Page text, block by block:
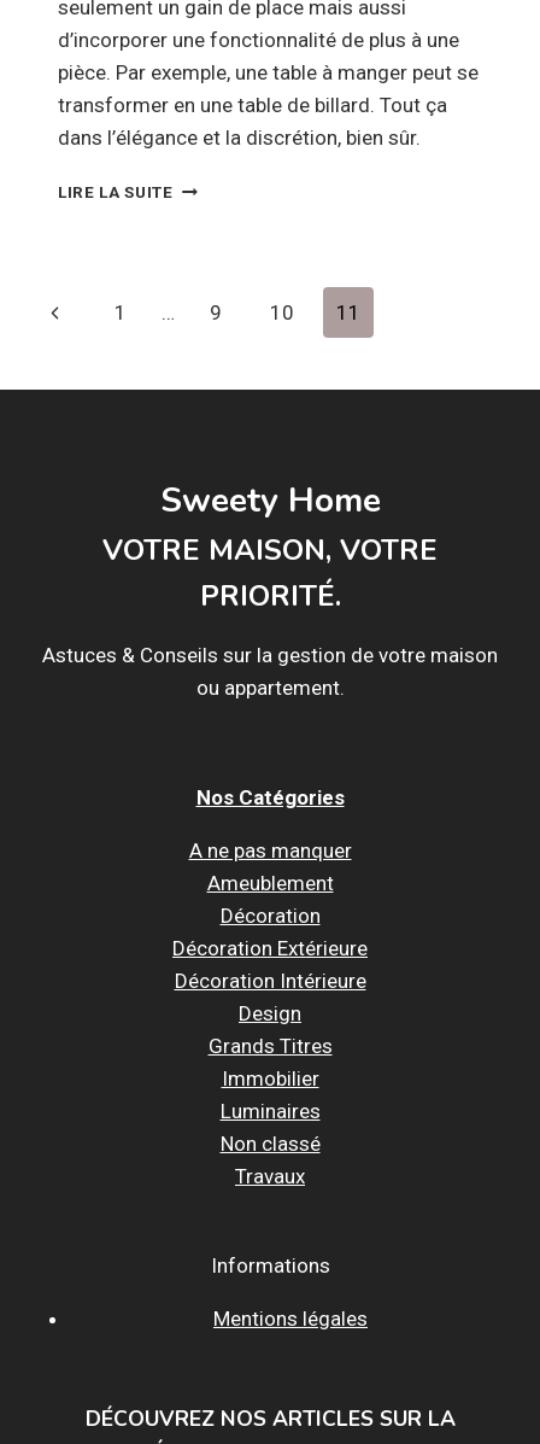
seulement un gain de place mais aussi
d’incorporer une fonctionnalité de plus à une
pièce. Par exemple, une table à manger peut se
transformer en une table de billard. Tout ça
dans l’élégance et la discrétion, bien sûr.
LIRE LA SUITELES
POUR
ESPACES
Navigation
page
Page
1 … 9 10 11
Sweety Home
VOTRE MAISON, VOTRE
PRIORITÉ.
Astuces & Conseils sur la gestion de votre maison
ou appartement.
Nos Catégories
A ne pas manquer
Ameublement
Décoration
Décoration Extérieure
Décoration Intérieure
Design
Grands Titres
Immobilier
Luminaires
Non classé
Travaux
Informations
Mentions légales
DÉCOUVREZ NOS ARTICLES SUR LA